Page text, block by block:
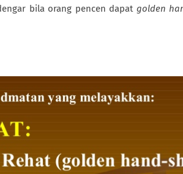
bila orang pencen dapat golden